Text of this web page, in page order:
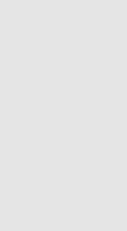
/
Brandenburg